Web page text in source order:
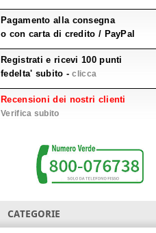
Pagamento alla consegna
o con carta di credito / PayPal
Registrati e ricevi 100 punti
fedelta' subito -clicca
Recensioni dei nostri clienti
Verifica subito
CATEGORIE